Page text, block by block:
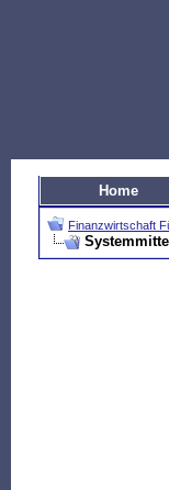
Home
Finanzwirtschaft